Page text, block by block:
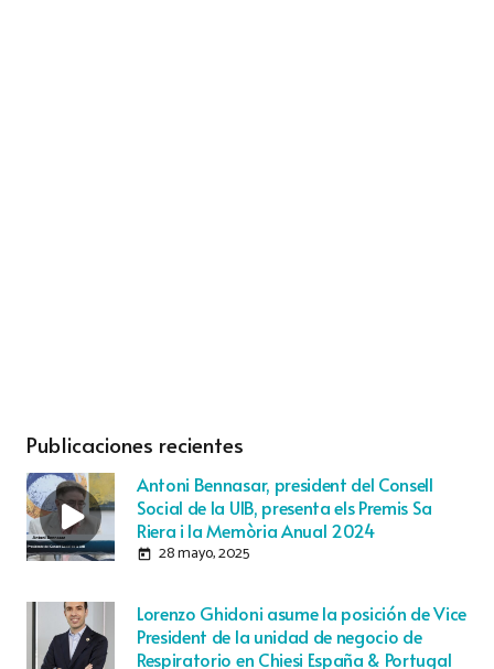
Publicaciones recientes
Antoni Bennasar, president del Consell
Social de la UIB, presenta els Premis Sa
Riera i la Memòria Anual 2024
today 28 mayo, 2025
Lorenzo Ghidoni asume la posición de Vice
President de la unidad de negocio de
Respiratorio en Chiesi España & Portugal